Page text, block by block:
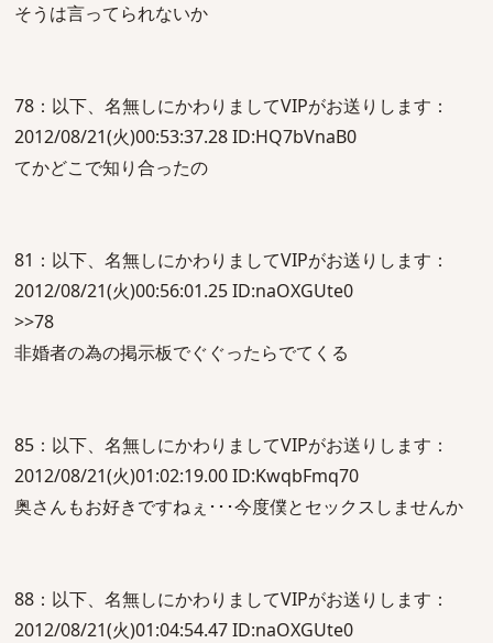
そうは言ってられないか
78：以下、名無しにかわりましてVIPがお送りします：
2012/08/21(火)00:53:37.28 ID:HQ7bVnaB0
てかどこで知り合ったの
81：以下、名無しにかわりましてVIPがお送りします：
2012/08/21(火)00:56:01.25 ID:naOXGUte0
>>78
非婚者の為の掲示板でぐぐったらでてくる
85：以下、名無しにかわりましてVIPがお送りします：
2012/08/21(火)01:02:19.00 ID:KwqbFmq70
奥さんもお好きですねぇ･･･今度僕とセックスしませんか
88：以下、名無しにかわりましてVIPがお送りします：
2012/08/21(火)01:04:54.47 ID:naOXGUte0